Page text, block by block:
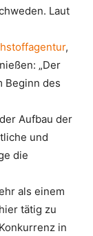
Laut
,
„Der
Beginn des
Aufbau der
und
die
als einem
tätig zu
in